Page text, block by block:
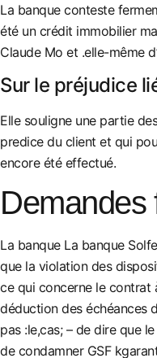
La banque conteste
été un crédit immobilier
Claude Mo et .elle-même
Sur le préjudice
Elle souligne une partie
predice du client et qui
encore été effectué.
Demandes
La banque La banque
que la violation des
ce qui concerne le contrat
déduction des échéances
pas :le,cas; – de dire que
de condamner GSF